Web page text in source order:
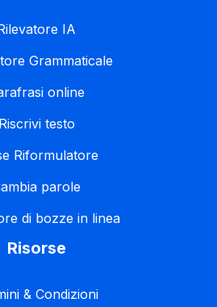
IA
Grammaticale
online
Riscrivi testo
Riformulatore
parole
di bozze in linea
Risorse
& Condizioni